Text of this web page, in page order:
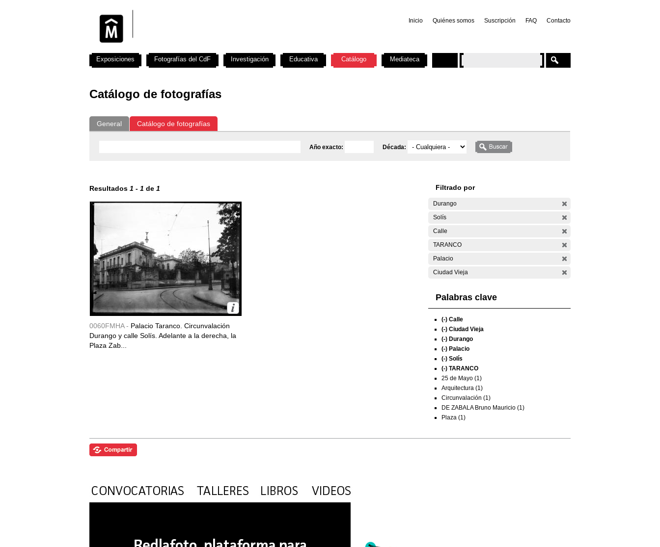
Inicio Quiénes somos Suscripción FAQ Contacto
Catálogo de fotografías
General Catálogo de fotografías
Año exacto: Década:
Resultados 1 - 1 de 1
0060FMHA - Palacio Taranco. Circunvalación
Durango y calle Solís. Adelante a la derecha, la
Plaza Zab...
Filtrado por
Durango
Solís
Calle
TARANCO
Palacio
Ciudad Vieja
Palabras clave
(-) Calle
(-) Ciudad Vieja
(-) Durango
(-) Palacio
(-) Solís
(-) TARANCO
25 de Mayo (1)
Arquitectura (1)
Circunvalación (1)
DE ZABALA Bruno Mauricio (1)
Plaza (1)
Exposiciones Fotografías del CdF Investigación Educativa Catálogo Mediateca